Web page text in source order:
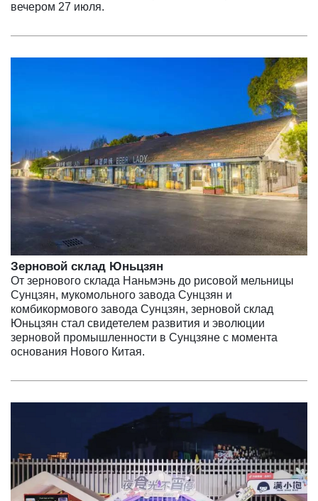
вечером 27 июля.
Зерновой склад Юньцзян
От зернового склада Наньмэнь до рисовой мельницы
Сунцзян, мукомольного завода Сунцзян и
комбикормового завода Сунцзян, зерновой склад
Юньцзян стал свидетелем развития и эволюции
зерновой промышленности в Сунцзяне с момента
основания Нового Китая.